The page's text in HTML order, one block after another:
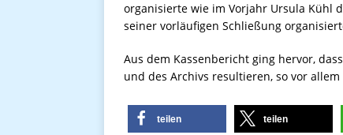
organisierte wie im Vorjahr Ursula Kühl
seiner vorläufigen Schließung
Aus dem Kassenbericht ging hervor,
und des Archivs resultieren, so vor
teilen teilen